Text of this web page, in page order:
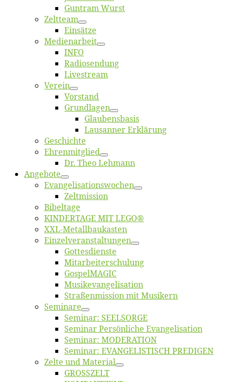
Gun­tram Wurst
Zelt­team
Ein­sät­ze
Me­di­en­ar­beit
INFO
Ra­dio­sen­dung
Live­stream
Ver­ein
Vor­stand
Grund­la­gen
Glaubens­ba­sis
Lausan­ner Erklärung
Ge­schich­te
Eh­ren­mit­glied
Dr. Theo Lehmann
An­ge­bo­te
Evangelisa­tions­wo­chen
Zelt­mis­si­on
Bi­bel­ta­ge
KINDERTAGE MIT LEGO®
XXL-Me­­tal­l­­bau­­kas­­ten
Einzelver­an­stal­tungen
Got­tes­diens­te
Mitarbeiter­schulung
Gos­pel­MA­GIC
Musikevan­ge­li­sa­tion
Straßenmis­sion mit Musikern
Se­mi­na­re
Se­mi­nar: SEELSORGE
Se­mi­nar Per­sön­li­che Evangelisation
Se­mi­nar: MODERATION
Se­mi­nar: EVANGELISTISCH PREDIGEN
Zel­te und Material
GROSSZELT